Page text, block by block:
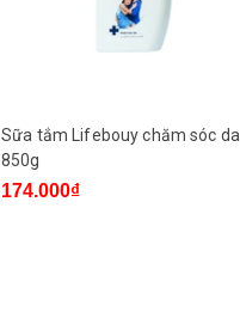
Sữa tắm Lifebouy chăm sóc da
850g
174.000₫